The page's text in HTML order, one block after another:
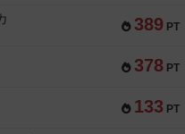
389 PT
378 PT
133 PT